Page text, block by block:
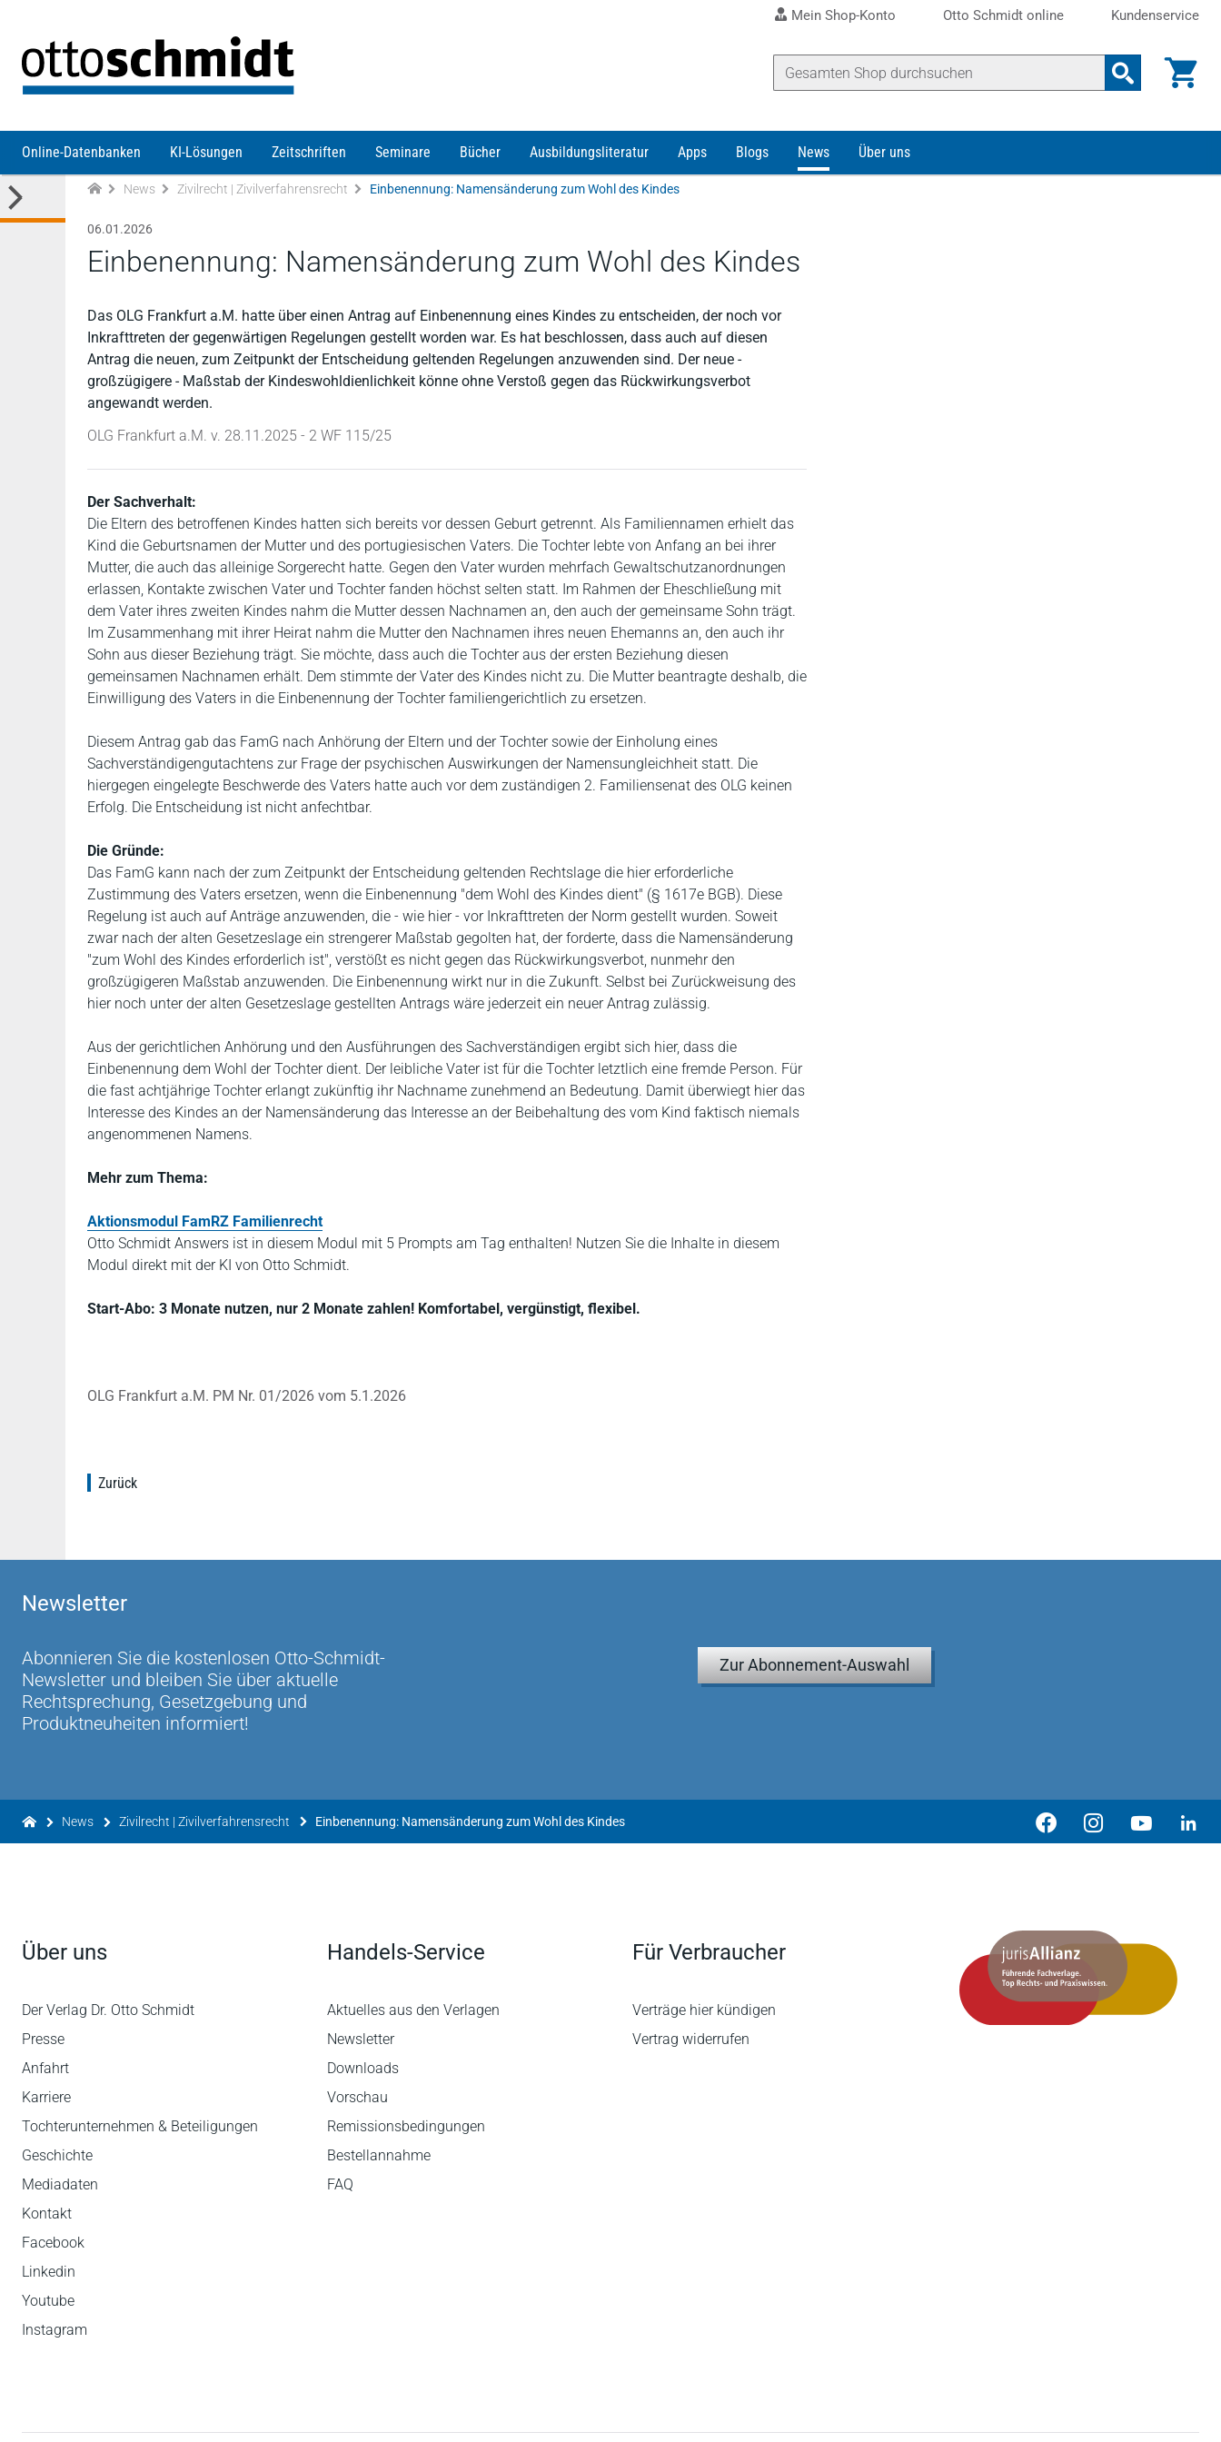
Mein Shop-Konto Otto Schmidt online Kundenservice
Online-Datenbanken KI-Lösungen Zeitschriften Seminare Bücher Ausbildungsliteratur Apps Blogs News Über uns
News Zivilrecht | Zivilverfahrensrecht Einbenennung: Namensänderung zum Wohl des Kindes
06.01.2026
Einbenennung: Namensänderung zum Wohl des Kindes
Das OLG Frankfurt a.M. hatte über einen Antrag auf Einbenennung eines Kindes zu entscheiden, der noch vor
Inkrafttreten der gegenwärtigen Regelungen gestellt worden war. Es hat beschlossen, dass auch auf diesen
Antrag die neuen, zum Zeitpunkt der Entscheidung geltenden Regelungen anzuwenden sind. Der neue -
großzügigere - Maßstab der Kindeswohldienlichkeit könne ohne Verstoß gegen das Rückwirkungsverbot
angewandt werden.
OLG Frankfurt a.M. v. 28.11.2025 - 2 WF 115/25
Der Sachverhalt:
Die Eltern des betroffenen Kindes hatten sich bereits vor dessen Geburt getrennt. Als Familiennamen erhielt das
Kind die Geburtsnamen der Mutter und des portugiesischen Vaters. Die Tochter lebte von Anfang an bei ihrer
Mutter, die auch das alleinige Sorgerecht hatte. Gegen den Vater wurden mehrfach Gewaltschutzanordnungen
erlassen, Kontakte zwischen Vater und Tochter fanden höchst selten statt. Im Rahmen der Eheschließung mit
dem Vater ihres zweiten Kindes nahm die Mutter dessen Nachnamen an, den auch der gemeinsame Sohn trägt.
Im Zusammenhang mit ihrer Heirat nahm die Mutter den Nachnamen ihres neuen Ehemanns an, den auch ihr
Sohn aus dieser Beziehung trägt. Sie möchte, dass auch die Tochter aus der ersten Beziehung diesen
gemeinsamen Nachnamen erhält. Dem stimmte der Vater des Kindes nicht zu. Die Mutter beantragte deshalb, die
Einwilligung des Vaters in die Einbenennung der Tochter familiengerichtlich zu ersetzen.
Diesem Antrag gab das FamG nach Anhörung der Eltern und der Tochter sowie der Einholung eines
Sachverständigengutachtens zur Frage der psychischen Auswirkungen der Namensungleichheit statt. Die
hiergegen eingelegte Beschwerde des Vaters hatte auch vor dem zuständigen 2. Familiensenat des OLG keinen
Erfolg. Die Entscheidung ist nicht anfechtbar.
Die Gründe:
Das FamG kann nach der zum Zeitpunkt der Entscheidung geltenden Rechtslage die hier erforderliche
Zustimmung des Vaters ersetzen, wenn die Einbenennung "dem Wohl des Kindes dient" (§ 1617e BGB). Diese
Regelung ist auch auf Anträge anzuwenden, die - wie hier - vor Inkrafttreten der Norm gestellt wurden. Soweit
zwar nach der alten Gesetzeslage ein strengerer Maßstab gegolten hat, der forderte, dass die Namensänderung
"zum Wohl des Kindes erforderlich ist", verstößt es nicht gegen das Rückwirkungsverbot, nunmehr den
großzügigeren Maßstab anzuwenden. Die Einbenennung wirkt nur in die Zukunft. Selbst bei Zurückweisung des
hier noch unter der alten Gesetzeslage gestellten Antrags wäre jederzeit ein neuer Antrag zulässig.
Aus der gerichtlichen Anhörung und den Ausführungen des Sachverständigen ergibt sich hier, dass die
Einbenennung dem Wohl der Tochter dient. Der leibliche Vater ist für die Tochter letztlich eine fremde Person. Für
die fast achtjährige Tochter erlangt zukünftig ihr Nachname zunehmend an Bedeutung. Damit überwiegt hier das
Interesse des Kindes an der Namensänderung das Interesse an der Beibehaltung des vom Kind faktisch niemals
angenommenen Namens.
Mehr zum Thema:
Aktionsmodul FamRZ Familienrecht
Otto Schmidt Answers ist in diesem Modul mit 5 Prompts am Tag enthalten! Nutzen Sie die Inhalte in diesem
Modul direkt mit der KI von Otto Schmidt.
Start-Abo: 3 Monate nutzen, nur 2 Monate zahlen! Komfortabel, vergünstigt, flexibel.
OLG Frankfurt a.M. PM Nr. 01/2026 vom 5.1.2026
Zurück
Newsletter
Abonnieren Sie die kostenlosen Otto-Schmidt-
Newsletter und bleiben Sie über aktuelle
Rechtsprechung, Gesetzgebung und
Produktneuheiten informiert!
Zur Abonnement-Auswahl
News Zivilrecht | Zivilverfahrensrecht Einbenennung: Namensänderung zum Wohl des Kindes
Über uns
Der Verlag Dr. Otto Schmidt
Presse
Anfahrt
Karriere
Tochterunternehmen & Beteiligungen
Geschichte
Mediadaten
Kontakt
Facebook
Linkedin
Youtube
Instagram
Handels-Service
Aktuelles aus den Verlagen
Newsletter
Downloads
Vorschau
Remissionsbedingungen
Bestellannahme
FAQ
Für Verbraucher
Verträge hier kündigen
Vertrag widerrufen